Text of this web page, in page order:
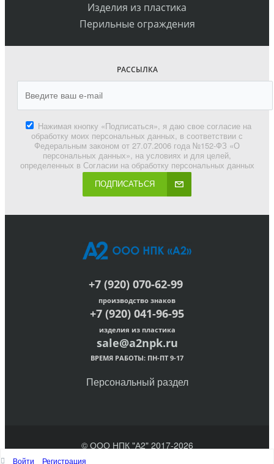
Изделия из пластика
Перильные ограждения
РАССЫЛКА
Нажимая кнопку «Подписаться», я даю свое согласие на
обработку моих персональных данных, в соответствии с
Федеральным законом от 27.07.2006 года №152-ФЗ «О
персональных данных», на условиях и для целей,
определенных в Согласии на обработку персональных данных
ПОДПИСАТЬСЯ
+7 (920) 070-62-99
производство знаков
+7 (920) 041-96-95
изделия из пластика
sale@a2npk.ru
ВРЕМЯ РАБОТЫ: ПН-ПТ 9-17
Персональный раздел
© ООО НПК "А2" 2017-2026
Войти Регистрация